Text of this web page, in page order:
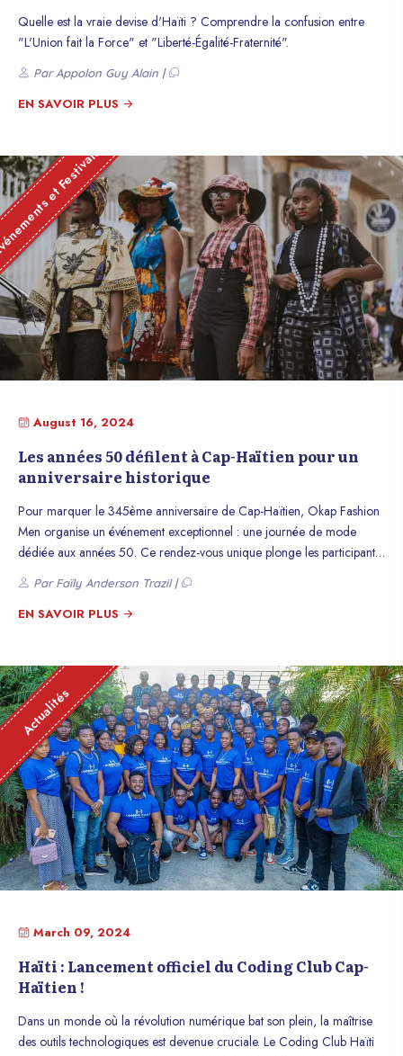
Quelle est la vraie devise d'Haïti ? Comprendre la confusion entre
"L'Union fait la Force" et "Liberté-Égalité-Fraternité".
Par Appolon Guy Alain |
EN SAVOIR PLUS
et Festivals
August 16, 2024
Les années 50 défilent à Cap-Haïtien pour un
anniversaire historique
Pour marquer le 345ème anniversaire de Cap-Haïtien, Okap Fashion
Men organise un événement exceptionnel : une journée de mode
dédiée aux années 50. Ce rendez-vous unique plonge les participants
dans l’élégance d’une époque révolue, où la sophistication et le
raffinement étaient au cœur de la mode.
Par Faïly Anderson Trazil |
EN SAVOIR PLUS
Actualités
March 09, 2024
Haïti : Lancement officiel du Coding Club Cap-
Haïtien !
Dans un monde où la révolution numérique bat son plein, la maîtrise
des outils technologiques est devenue cruciale. Le Coding Club Haïti